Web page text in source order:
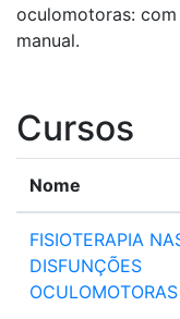
oculomotoras:
manual.
Cursos
Nome
FISIOTERAPIA
DISFUNÇÕES
OCULOMOTORAS